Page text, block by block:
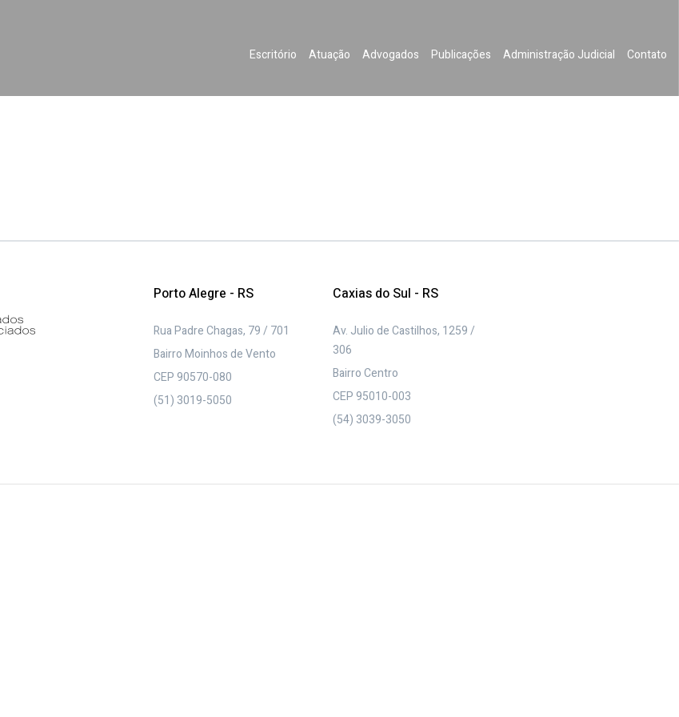
Escritório Atuação Advogados Publicações Administração Judicial Contato
Porto Alegre - RS
Rua Padre Chagas, 79 / 701
Bairro Moinhos de Vento
CEP 90570-080
(51) 3019-5050
Caxias do Sul - RS
Av. Julio de Castilhos, 1259 /
306
Bairro Centro
CEP 95010-003
(54) 3039-3050